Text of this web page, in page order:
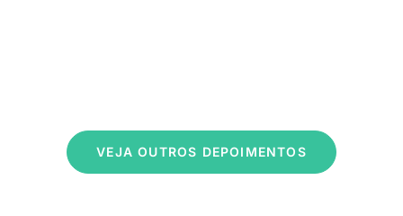
VEJA OUTROS DEPOIMENTOS